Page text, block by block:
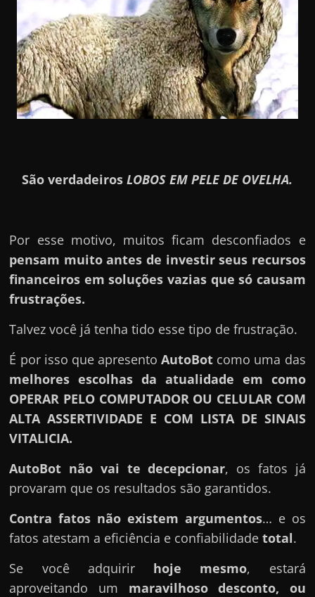
São verdadeirosLOBOS EM PELE DE OVELHA.
Por esse motivo, muitos ficam desconfiados e
pensam muito antes de investir seus recursos
financeiros em soluções vazias que só causam
frustrações.
Talvez você já tenha tido esse tipo de frustração.
É por isso que apresentoAutoBot como uma das
melhores escolhas da atualidade em como
OPERAR PELO COMPUTADOR OU CELULAR COM
ALTA ASSERTIVIDADE E COM LISTA DE SINAIS
VITALICIA.
AutoBot não vai te decepcionar, os fatos já
provaram que os resultados são garantidos.
Contra fatos não existem argumentos… e os
fatos atestam a eficiência e confiabilidadetotal.
Se você adquirir hoje mesmo, estará
aproveitando um maravilhoso desconto, ou